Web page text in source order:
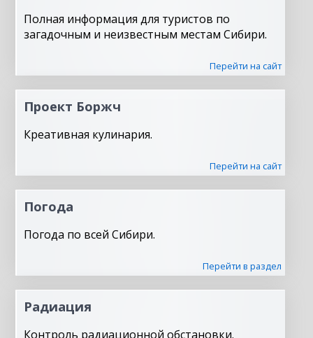
Полная информация для туристов по
загадочным и неизвестным местам Сибири.
Перейти на сайт
Проект Боржч
Креативная кулинария.
Перейти на сайт
Погода
Погода по всей Сибири.
Перейти в раздел
Радиация
Контроль радиационной обстановки.